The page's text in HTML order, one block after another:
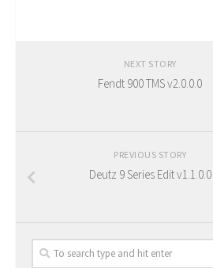
NEXT STORY
Fendt 900 TMS v2.0.0.0
PREVIOUS STORY
Deutz 9 Series Edit v1.1.0.0